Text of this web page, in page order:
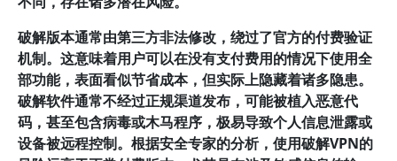
破解版本通常由第三方非法修改，绕过了官方的付费验证
机制。这意味着用户可以在没有支付费用的情况下使用全
部功能，表面看似节省成本，但实际上隐藏着诸多隐患。
破解软件通常不经过正规渠道发布，可能被植入恶意代
码，甚至包含病毒或木马程序，极易导致个人信息泄露或
设备被远程控制。根据安全专家的分析，使用破解VPN的